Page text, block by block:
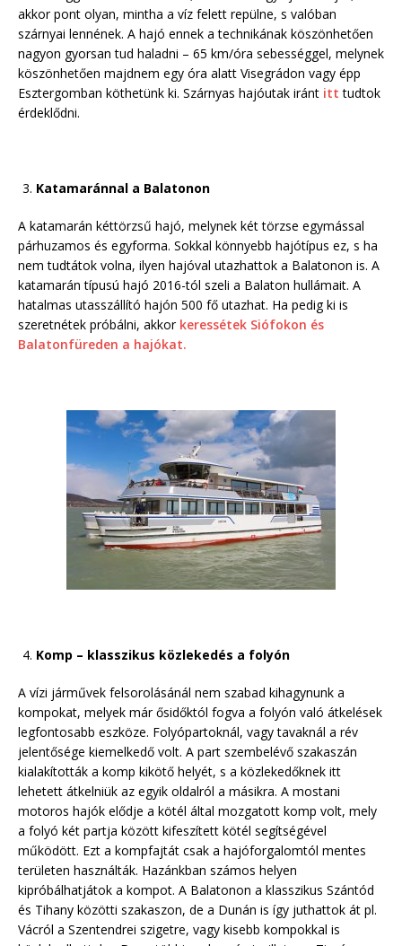
akkor pont olyan, mintha a víz felett repülne, s valóban
szárnyai lennének. A hajó ennek a technikának köszönhetően
nagyon gyorsan tud haladni – 65 km/óra sebességgel, melynek
köszönhetően majdnem egy óra alatt Visegrádon vagy épp
Esztergomban köthetünk ki. Szárnyas hajóutak iránt itttudtok
érdeklődni.
Katamaránnal a Balatonon
A katamarán kéttörzsű hajó, melynek két törzse egymással
párhuzamos és egyforma. Sokkal könnyebb hajótípus ez, s ha
nem tudtátok volna, ilyen hajóval utazhattok a Balatonon is. A
katamarán típusú hajó 2016-tól szeli a Balaton hullámait. A
hatalmas utasszállító hajón 500 fő utazhat. Ha pedig ki is
szeretnétek próbálni, akkor keressétek Siófokon és
Balatonfüreden a hajókat.
Komp – klasszikus közlekedés a folyón
A vízi járművek felsorolásánál nem szabad kihagynunk a
kompokat, melyek már ősidőktól fogva a folyón való átkelések
legfontosabb eszköze. Folyópartoknál, vagy tavaknál a rév
jelentősége kiemelkedő volt. A part szembelévő szakaszán
kialakították a komp kikötő helyét, s a közlekedőknek itt
lehetett átkelniük az egyik oldalról a másikra. A mostani
motoros hajók elődje a kötél által mozgatott komp volt, mely
a folyó két partja között kifeszített kötél segítségével
működött. Ezt a kompfajtát csak a hajóforgalomtól mentes
területen használták. Hazánkban számos helyen
kipróbálhatjátok a kompot. A Balatonon a klasszikus Szántód
és Tihany közötti szakaszon, de a Dunán is így juthattok át pl.
Vácról a Szentendrei szigetre, vagy kisebb kompokkal is